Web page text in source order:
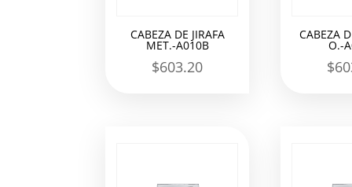
CABEZA DE JIRAFA
MET.-A010B
$603.20
CABEZA
O.-
$